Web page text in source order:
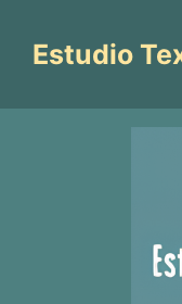
contenido
Estudio